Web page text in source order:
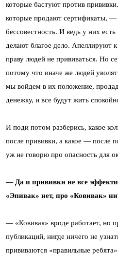
которые бастуют против
которые продают сертификаты, —
бессовестность. И ведь у них
делают благое дело. Апеллируют
праву людей не прививаться. Но
потому что иначе же людей
мы войдем в их положение,
денежку, и все будут жить
И поди потом разберись, какое
после прививки, а какое — после
уж не говорю про опасность для
— Да и прививки не все
«Эпивак» нет, про «Ковивак»
— «Ковивак» вроде работает, но
публикаций, нигде ничего не
прививаются «правильные